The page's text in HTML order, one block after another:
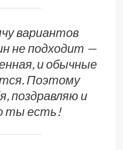
вариантов
не подходит —
и обычные
Поэтому
поздравляю и
ты есть!